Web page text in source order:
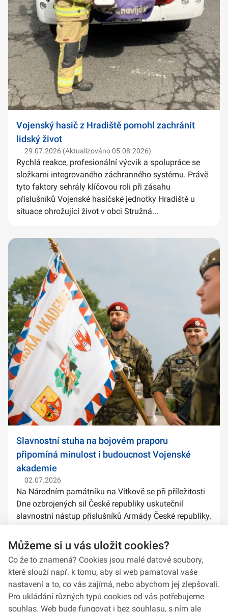
Vojenský hasič z Hradiště pomohl zachránit
lidský život
29.07.2026 (Aktualizováno 05.08.2026)
Rychlá reakce, profesionální výcvik a spolupráce se
složkami integrovaného záchranného systému. Právě
tyto faktory sehrály klíčovou roli při zásahu
příslušníků Vojenské hasičské jednotky Hradiště u
situace ohrožující život v obci Stružná...
Slavnostní stuha na bojovém praporu
připomíná minulost i budoucnost Vojenské
akademie
02.07.2026
Na Národním památníku na Vítkově se při příležitosti
Dne ozbrojených sil České republiky uskutečnil
slavnostní nástup příslušníků Armády České republiky.
stuh na bojové prapory vybranýc...
Můžeme si u vás uložit cookies?
Co že to znamená? Cookies jsou malé datové soubory,
které slouží např. k tomu, aby si web pamatoval vaše
nastavení a to, co vás zajímá, nebo abychom jej zlepšovali.
Pro ukládání různých typů cookies od vás potřebujeme
souhlas. Web bude fungovat i bez souhlasu, s ním ale